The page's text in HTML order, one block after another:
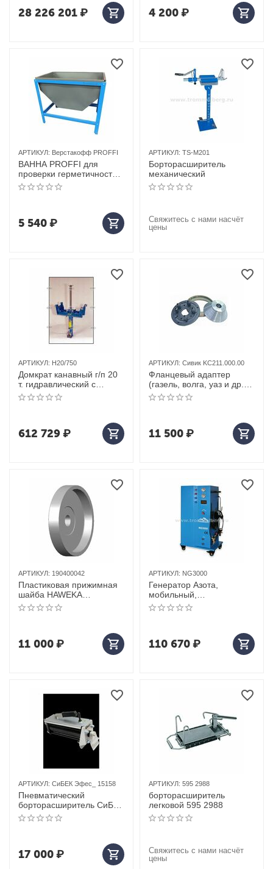
28 226 201₽ 4 200₽
АРТИКУЛ: Верстакофф PROFFI
ВАННА PROFFI для
проверки герметичности
колес
5 540₽
АРТИКУЛ: TS-M201
Борторасширитель
механический
Свяжитесь с нами насчёт
цены
АРТИКУЛ: H20/750
Домкрат канавный г/п 20
т. гидравлический c
ручным приводом Slift
(Германия) арт. H20/750
612 729₽
АРТИКУЛ: Сивик KC211.000.00
Фланцевый адаптер
(газель, волга, уаз и др.)
СИВИК
11 500₽
АРТИКУЛ: 190400042
Пластиковая прижимная
шайба HAWEKA
190400042
11 000₽
АРТИКУЛ: NG3000
Генератор Азота,
мобильный,
производительность 40-
50 л/мин, встроенная
110 670₽
АРТИКУЛ: СиБЕК Эфес_ 15158
Пневматический
борторасширитель СиБЕК
эфес
17 000₽
АРТИКУЛ: 595 2988
борторасширитель
легковой 595 2988
Свяжитесь с нами насчёт
цены